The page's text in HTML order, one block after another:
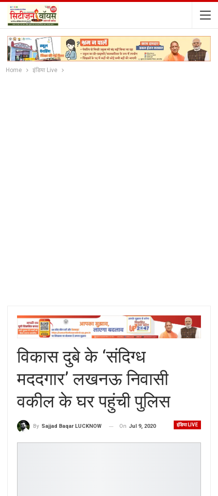
Home इंडिया Live
विकास दुबे के ‘संदिग्ध
मददगार’ लखनऊ निवासी
वकील के घर पहुंची पुलिस
इंडिया LIVE
By Sajjad Baqar LUCKNOW On Jul 9, 2020